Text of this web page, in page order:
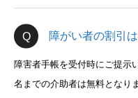
障がい者の割引
障害者手帳を受付時にご提示
名までの介助者は無料となり